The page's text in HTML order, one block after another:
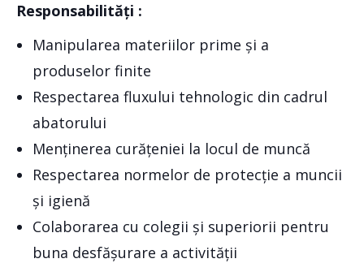
Responsabilități :
Manipularea materiilor prime și a
produselor finite
Respectarea fluxului tehnologic din cadrul
abatorului
Menținerea curățeniei la locul de muncă
Respectarea normelor de protecție a muncii
și igienă
Colaborarea cu colegii și superiorii pentru
buna desfășurare a activității